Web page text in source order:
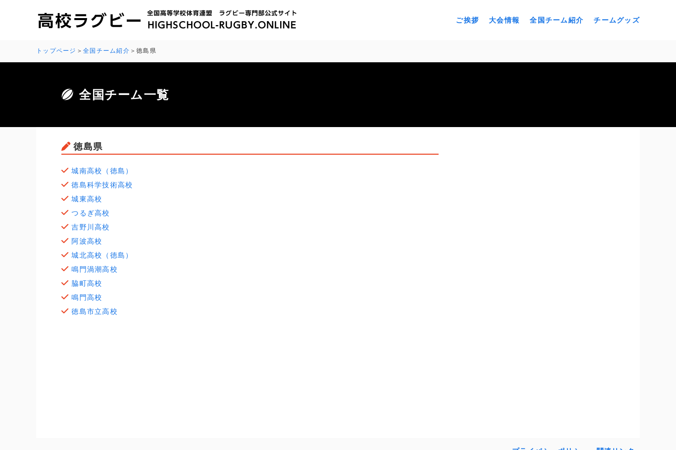
ご挨拶 大会情報 全国チーム紹介 チームグッズ
トップページ 全国チーム紹介 徳島県
全国チーム一覧
徳島県
城南高校（徳島）
徳島科学技術高校
城東高校
つるぎ高校
吉野川高校
阿波高校
城北高校（徳島）
鳴門渦潮高校
脇町高校
鳴門高校
徳島市立高校